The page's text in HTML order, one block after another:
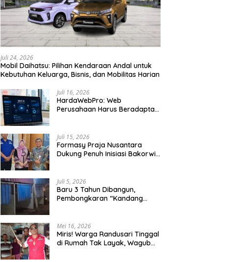
Juli 24, 2026
Mobil Daihatsu: Pilihan Kendaraan Andal untuk
Kebutuhan Keluarga, Bisnis, dan Mobilitas Harian
Juli 16, 2026
HardaWebPro: Web
Perusahaan Harus Beradaptasi
Operasional
Juli 15, 2026
Formasy Praja Nusantara
Dukung Penuh Inisiasi Bakorwil
Juli 5, 2026
Baru 3 Tahun Dibangun,
Pembongkaran “Kandang
Mei 16, 2026
Miris! Warga Randusari Tinggal
di Rumah Tak Layak, Wagub